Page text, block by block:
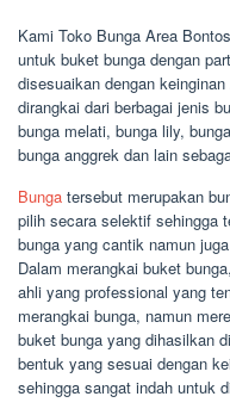
Kami Toko Bunga Area
untuk buket bunga dengan
disesuaikan dengan
dirangkai dari berbagai jenis
bunga melati, bunga lily,
bunga anggrek dan lain
Bunga tersebut merupakan
pilih secara selektif sehingga
bunga yang cantik namun
Dalam merangkai buket
ahli yang professional yang
merangkai bunga, namun
buket bunga yang dihasilkan
bentuk yang sesuai dengan
sehingga sangat indah untuk